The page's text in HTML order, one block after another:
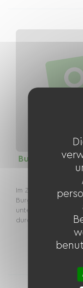
Im Zentrum von
Burgunderkanal
unterirdisch.
durch
22